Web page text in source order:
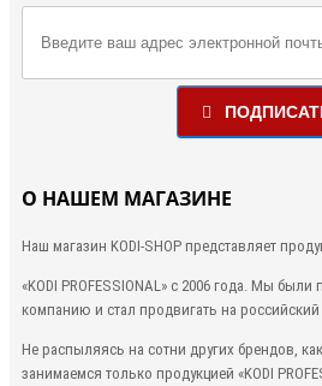
О НАШЕМ МАГАЗИНЕ
Наш магазин KODI-SHOP представляет
«KODI PROFESSIONAL» с 2006 года. Мы были
компанию и стал продвигать на
Не распыляясь на сотни других брендов,
занимаемся только продукцией «KODI